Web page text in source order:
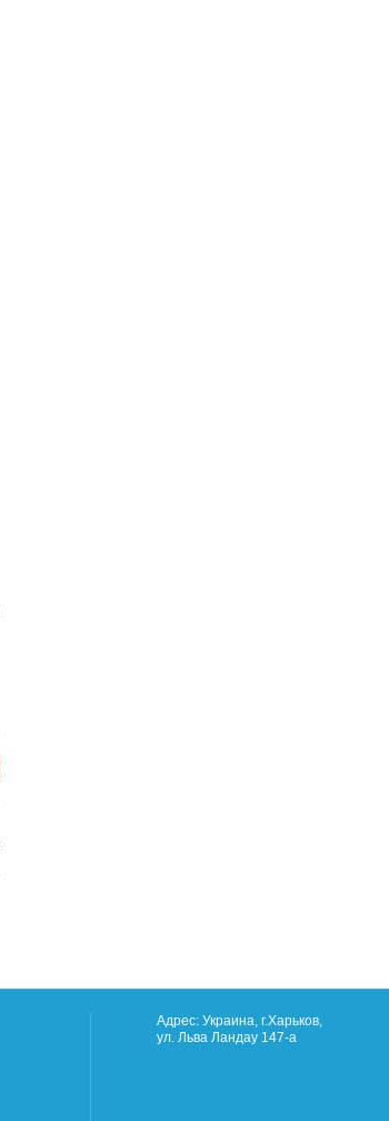
Адрес: Украина, г.Харьков,
ул. Льва Ландау 147-а